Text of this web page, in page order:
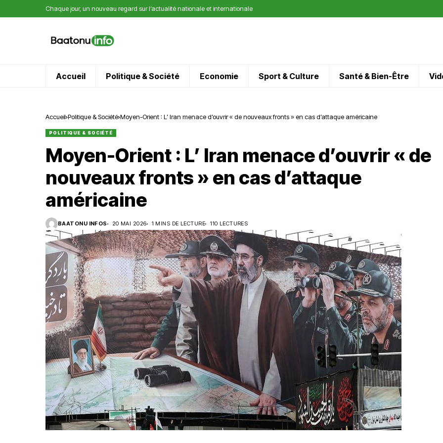
Chaque jour, un nouveau regard sur l’actualité nationale et internationale
Accueil Politique & Société Economie Sport & Culture Santé & Bien-Être
Accueil Politique & Société Moyen-Orient : L’ Iran menace d’ouvrir « de nouveaux fronts » en cas d’attaque américaine
POLITIQUE & SOCIÉTÉ
Moyen-Orient : L’ Iran menace d’ouvrir « de
nouveaux fronts » en cas d’attaque
américaine
BAATONU INFOS 20 MAI 2026 1 MINS DE LECTURE 110 LECTURES